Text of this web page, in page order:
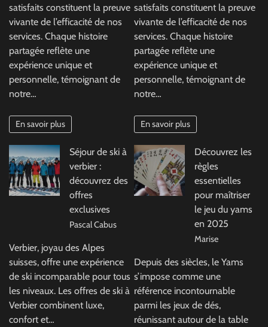
satisfaits constituent la preuve
vivante de l’efficacité de nos
services. Chaque histoire
partagée reflète une
expérience unique et
personnelle, témoignant de
notre…
En savoir plus
satisfaits constituent la preuve
vivante de l’efficacité de nos
services. Chaque histoire
partagée reflète une
expérience unique et
personnelle, témoignant de
notre…
En savoir plus
Séjour de ski à
verbier :
découvrez des
offres
exclusives
Pascal Cabus
Verbier, joyau des Alpes
suisses, offre une expérience
de ski incomparable pour tous
les niveaux. Les offres de ski à
Verbier combinent luxe,
confort et…
Découvrez les
règles
essentielles
pour maîtriser
le jeu du yams
en 2025
Marise
Depuis des siècles, le Yams
s’impose comme une
référence incontournable
parmi les jeux de dés,
réunissant autour de la table